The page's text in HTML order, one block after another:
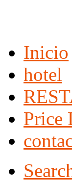
Inicio
hotel
Price